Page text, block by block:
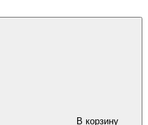
В корзину